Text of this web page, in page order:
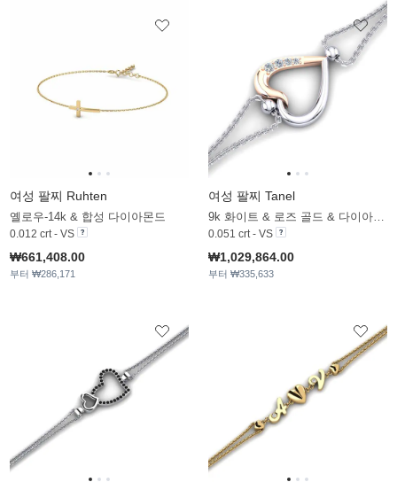
여성 팔찌 Ruhten
옐로우-14k & 합성 다이아몬드
0.012 crt - VS
₩661,408.00
부터 ₩286,171
여성 팔찌 Tanel
9k 화이트 & 로즈 골드 & 다이아몬드
0.051 crt - VS
₩1,029,864.00
부터 ₩335,633